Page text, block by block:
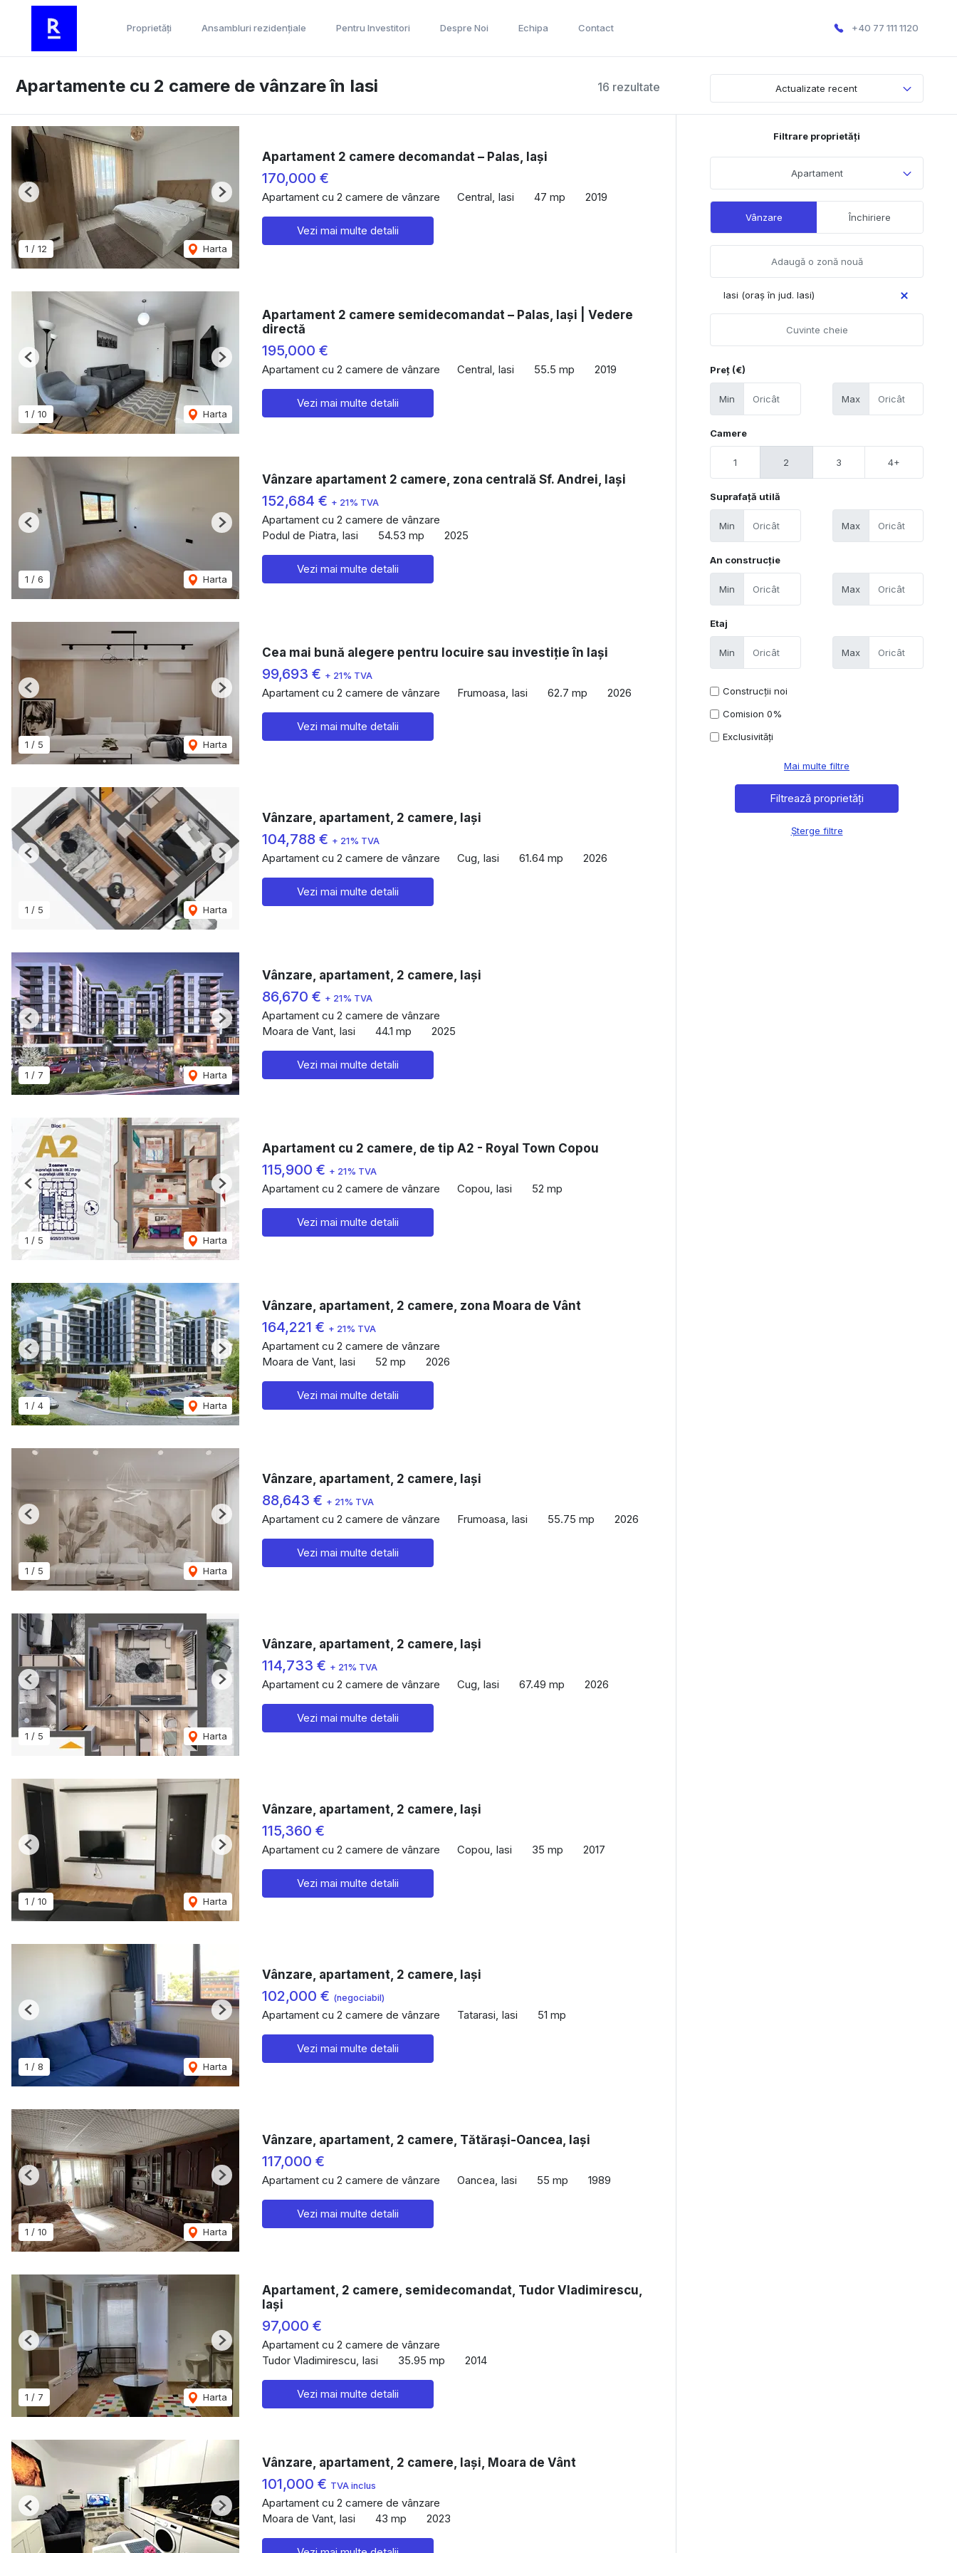
Proprietăți Ansambluri rezidențiale Pentru Investitori Despre Noi Echipa Contact +40 77 111 1120
16 rezultate
Apartamente cu 2 camere de vânzare în Iasi Actualizate recent
1 / 12 Harta
Previous Next
Apartament 2 camere decomandat – Palas, Iași
170,000 €
Apartament cu 2 camere de vânzare Central, Iasi 47 mp 2019
Vezi mai multe detalii
1 / 10 Harta
Previous Next
Apartament 2 camere semidecomandat – Palas, Iași | Vedere
directă
195,000 €
Apartament cu 2 camere de vânzare Central, Iasi 55.5 mp 2019
Vezi mai multe detalii
1 / 6 Harta
Previous Next
Vânzare apartament 2 camere, zona centrală Sf. Andrei, Iași
152,684 € + 21% TVA
Apartament cu 2 camere de vânzare
Podul de Piatra, Iasi
54.53 mp 2025
Vezi mai multe detalii
1 / 5 Harta
Previous Next
Cea mai bună alegere pentru locuire sau investiție în Iași
99,693 € + 21% TVA
Apartament cu 2 camere de vânzare Frumoasa, Iasi 62.7 mp 2026
Vezi mai multe detalii
1 / 5 Harta
Previous Next
Vânzare, apartament, 2 camere, Iași
104,788 € + 21% TVA
Apartament cu 2 camere de vânzare Cug, Iasi 61.64 mp 2026
Vezi mai multe detalii
1 / 7 Harta
Previous Next
Vânzare, apartament, 2 camere, Iași
86,670 € + 21% TVA
Apartament cu 2 camere de vânzare
Moara de Vant, Iasi
44.1 mp 2025
Vezi mai multe detalii
1 / 5 Harta
Previous Next
Apartament cu 2 camere, de tip A2 - Royal Town Copou
115,900 € + 21% TVA
Apartament cu 2 camere de vânzare Copou, Iasi 52 mp
Vezi mai multe detalii
1 / 4 Harta
Previous Next
Vânzare, apartament, 2 camere, zona Moara de Vânt
164,221 € + 21% TVA
Apartament cu 2 camere de vânzare
Moara de Vant, Iasi
52 mp 2026
Vezi mai multe detalii
1 / 5 Harta
Previous Next
Vânzare, apartament, 2 camere, Iași
88,643 € + 21% TVA
Apartament cu 2 camere de vânzare Frumoasa, Iasi 55.75 mp 2026
Vezi mai multe detalii
1 / 5 Harta
Previous Next
Vânzare, apartament, 2 camere, Iași
114,733 € + 21% TVA
Apartament cu 2 camere de vânzare Cug, Iasi 67.49 mp 2026
Vezi mai multe detalii
1 / 10 Harta
Previous Next
Vânzare, apartament, 2 camere, Iași
115,360 €
Apartament cu 2 camere de vânzare Copou, Iasi 35 mp 2017
Vezi mai multe detalii
1 / 8 Harta
Previous Next
Vânzare, apartament, 2 camere, Iași
102,000 € (negociabil)
Apartament cu 2 camere de vânzare Tatarasi, Iasi 51 mp
Vezi mai multe detalii
1 / 10 Harta
Previous Next
Vânzare, apartament, 2 camere, Tătărași-Oancea, Iași
117,000 €
Apartament cu 2 camere de vânzare Oancea, Iasi 55 mp 1989
Vezi mai multe detalii
1 / 7 Harta
Previous Next
Apartament, 2 camere, semidecomandat, Tudor Vladimirescu,
Iași
97,000 €
Apartament cu 2 camere de vânzare
Tudor Vladimirescu, Iasi
35.95 mp 2014
Vezi mai multe detalii
Previous Next
Vânzare, apartament, 2 camere, Iași, Moara de Vânt
101,000 € TVA inclus
Apartament cu 2 camere de vânzare
Moara de Vant, Iasi
43 mp 2023
Filtrare proprietăți
Apartament
Vânzare Închiriere
Iasi (oraș în jud. Iasi)
Preț (€)
Min Max
Camere
1 2 3 4+
Suprafață utilă
Min Max
An construcție
Min Max
Etaj
Min Max
Construcții noi
Comision 0%
Exclusivități
Mai multe filtre
Șterge filtre